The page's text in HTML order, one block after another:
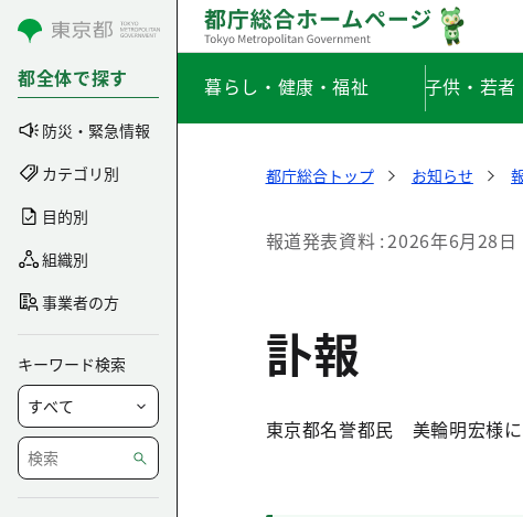
コンテンツにスキップ
都全体で探す
防災・緊急情報
カテゴリ別
目的別
組織別
事業者の方
キーワード検索
暮らし・健康・福祉 子供・若
都庁総合トップ お知らせ
報道発表資料 2026年6月28日
訃報
東京都名誉都民 美輪明宏様に